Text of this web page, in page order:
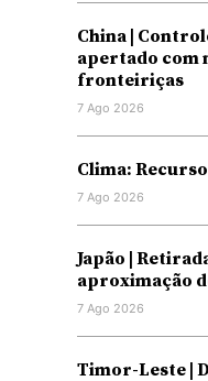
China |
apertado com
fronteiriças
7 Ago 2026
Clima:
7 Ago 2026
Japão |
aproximação
7 Ago 2026
Timor-Leste |